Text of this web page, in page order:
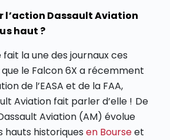
l’action Dassault Aviation
haut ?
la une des journaux ces
le Falcon 6X a récemment
de l’EASA et de la FAA,
Aviation fait parler d’elle ! De
Aviation (AM) évolue
hauts historiquesen Bourseet